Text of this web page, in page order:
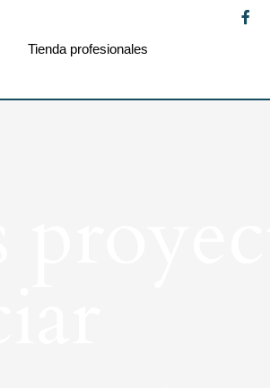
Tienda profesionales